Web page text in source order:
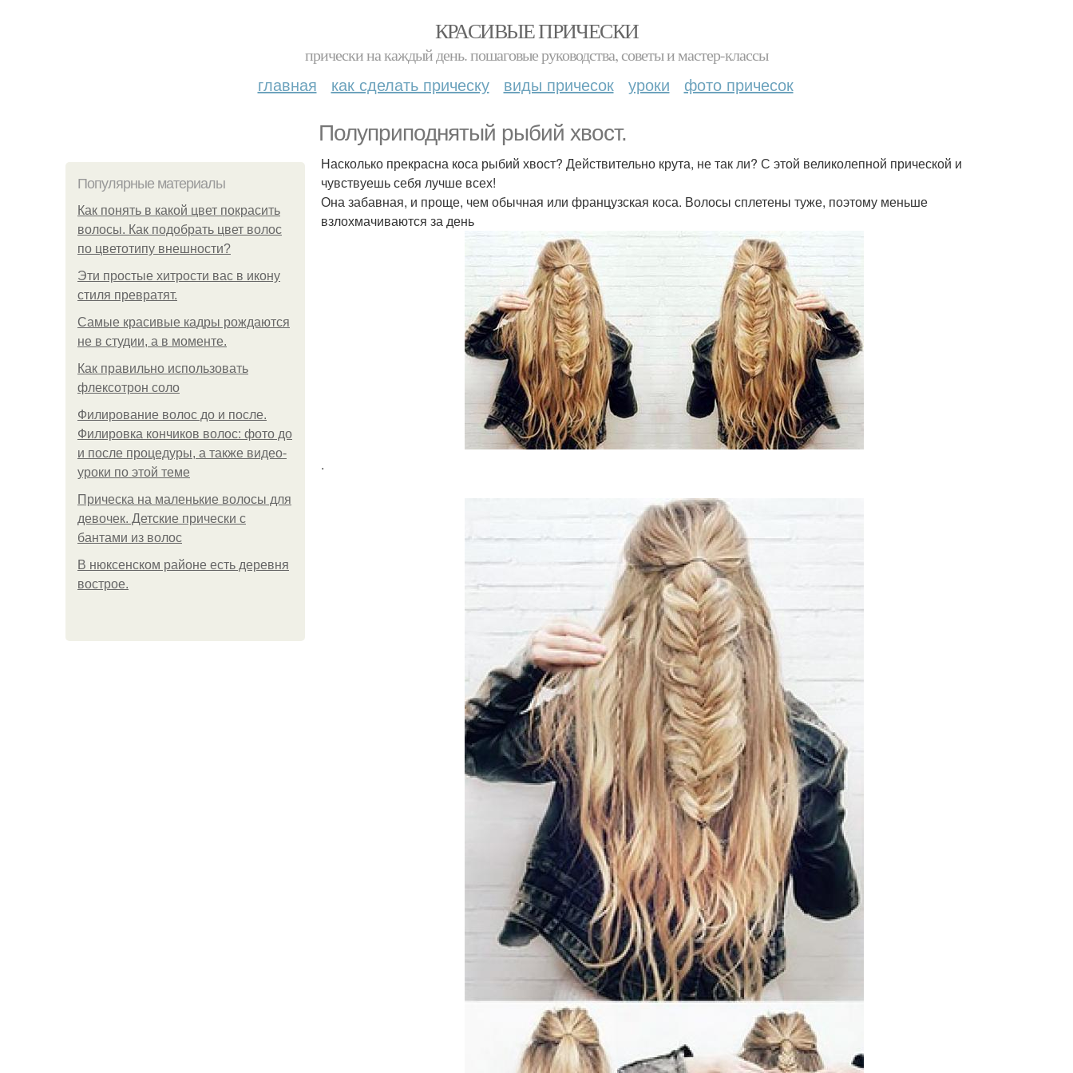
КРАСИВЫЕ ПРИЧЕСКИ
прически на каждый день. пошаговые руководства, советы и мастер-классы
главная как сделать прическу виды причесок уроки фото причесок
Полуприподнятый рыбий хвост.
Популярные материалы
Как понять в какой цвет покрасить
волосы. Как подобрать цвет волос
по цветотипу внешности?
Эти простые хитрости вас в икону
стиля превратят.
Самые красивые кадры рождаются
не в студии, а в моменте.
Как правильно использовать
флексотрон соло
Филирование волос до и после.
Филировка кончиков волос: фото до
и после процедуры, а также видео-
уроки по этой теме
Прическа на маленькие волосы для
девочек. Детские прически с
бантами из волос
В нюксенском районе есть деревня
вострое.
Насколько прекрасна коса рыбий хвост? Действительно крута, не так ли? С этой великолепной прической и
чувствуешь себя лучше всех!
Она забавная, и проще, чем обычная или французская коса. Волосы сплетены туже, поэтому меньше
взлохмачиваются за день
.